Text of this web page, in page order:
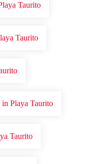
Taurito
Taurito
Playa Taurito
Taurito